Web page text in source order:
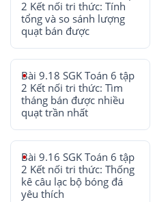
2 Kết nối tri thức: Tính
tổng và so sánh lượng
quạt bán được
Bài 9.18 SGK Toán 6 tập
2 Kết nối tri thức: Tìm
tháng bán được nhiều
quạt trần nhất
Bài 9.16 SGK Toán 6 tập
2 Kết nối tri thức: Thống
kê câu lạc bộ bóng đá
yêu thích